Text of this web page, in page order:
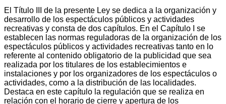
El Título III de la presente Ley se dedica a la organización y
desarrollo de los espectáculos públicos y actividades
recreativas y consta de dos capítulos. En el Capítulo I se
establecen las normas reguladoras de la organización de los
espectáculos públicos y actividades recreativas tanto en lo
referente al contenido obligatorio de la publicidad que sea
realizada por los titulares de los establecimientos e
instalaciones y por los organizadores de los espectáculos o
actividades, como a la distribución de las localidades.
Destaca en este capítulo la regulación que se realiza en
relación con el horario de cierre y apertura de los